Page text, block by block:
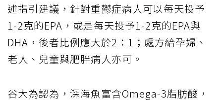
述指引建議，針對重鬱症病人可以每天投予
1-2克的EPA，或是每天投予1-2克的EPA與
DHA，後者比例應大於2：1；處方給孕婦、
老人、兒童與肥胖病人亦可。
谷大為認為，深海魚富含Omega-3脂肪酸，